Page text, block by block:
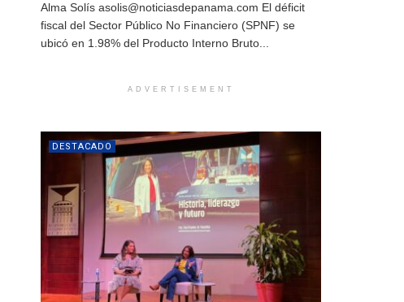
Alma Solís asolis@noticiasdepanama.com El déficit
fiscal del Sector Público No Financiero (SPNF) se
ubicó en 1.98% del Producto Interno Bruto...
ADVERTISEMENT
DESTACADO